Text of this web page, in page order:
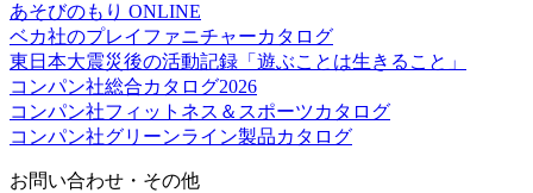
あそびのもり ONLINE
ベカ社のプレイファニチャーカタログ
東日本大震災後の活動記録「遊ぶことは生きること」
コンパン社総合カタログ2026
コンパン社フィットネス＆スポーツカタログ
コンパン社グリーンライン製品カタログ
お問い合わせ・その他